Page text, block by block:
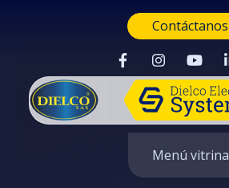
Contáctanos
Menú vitrina